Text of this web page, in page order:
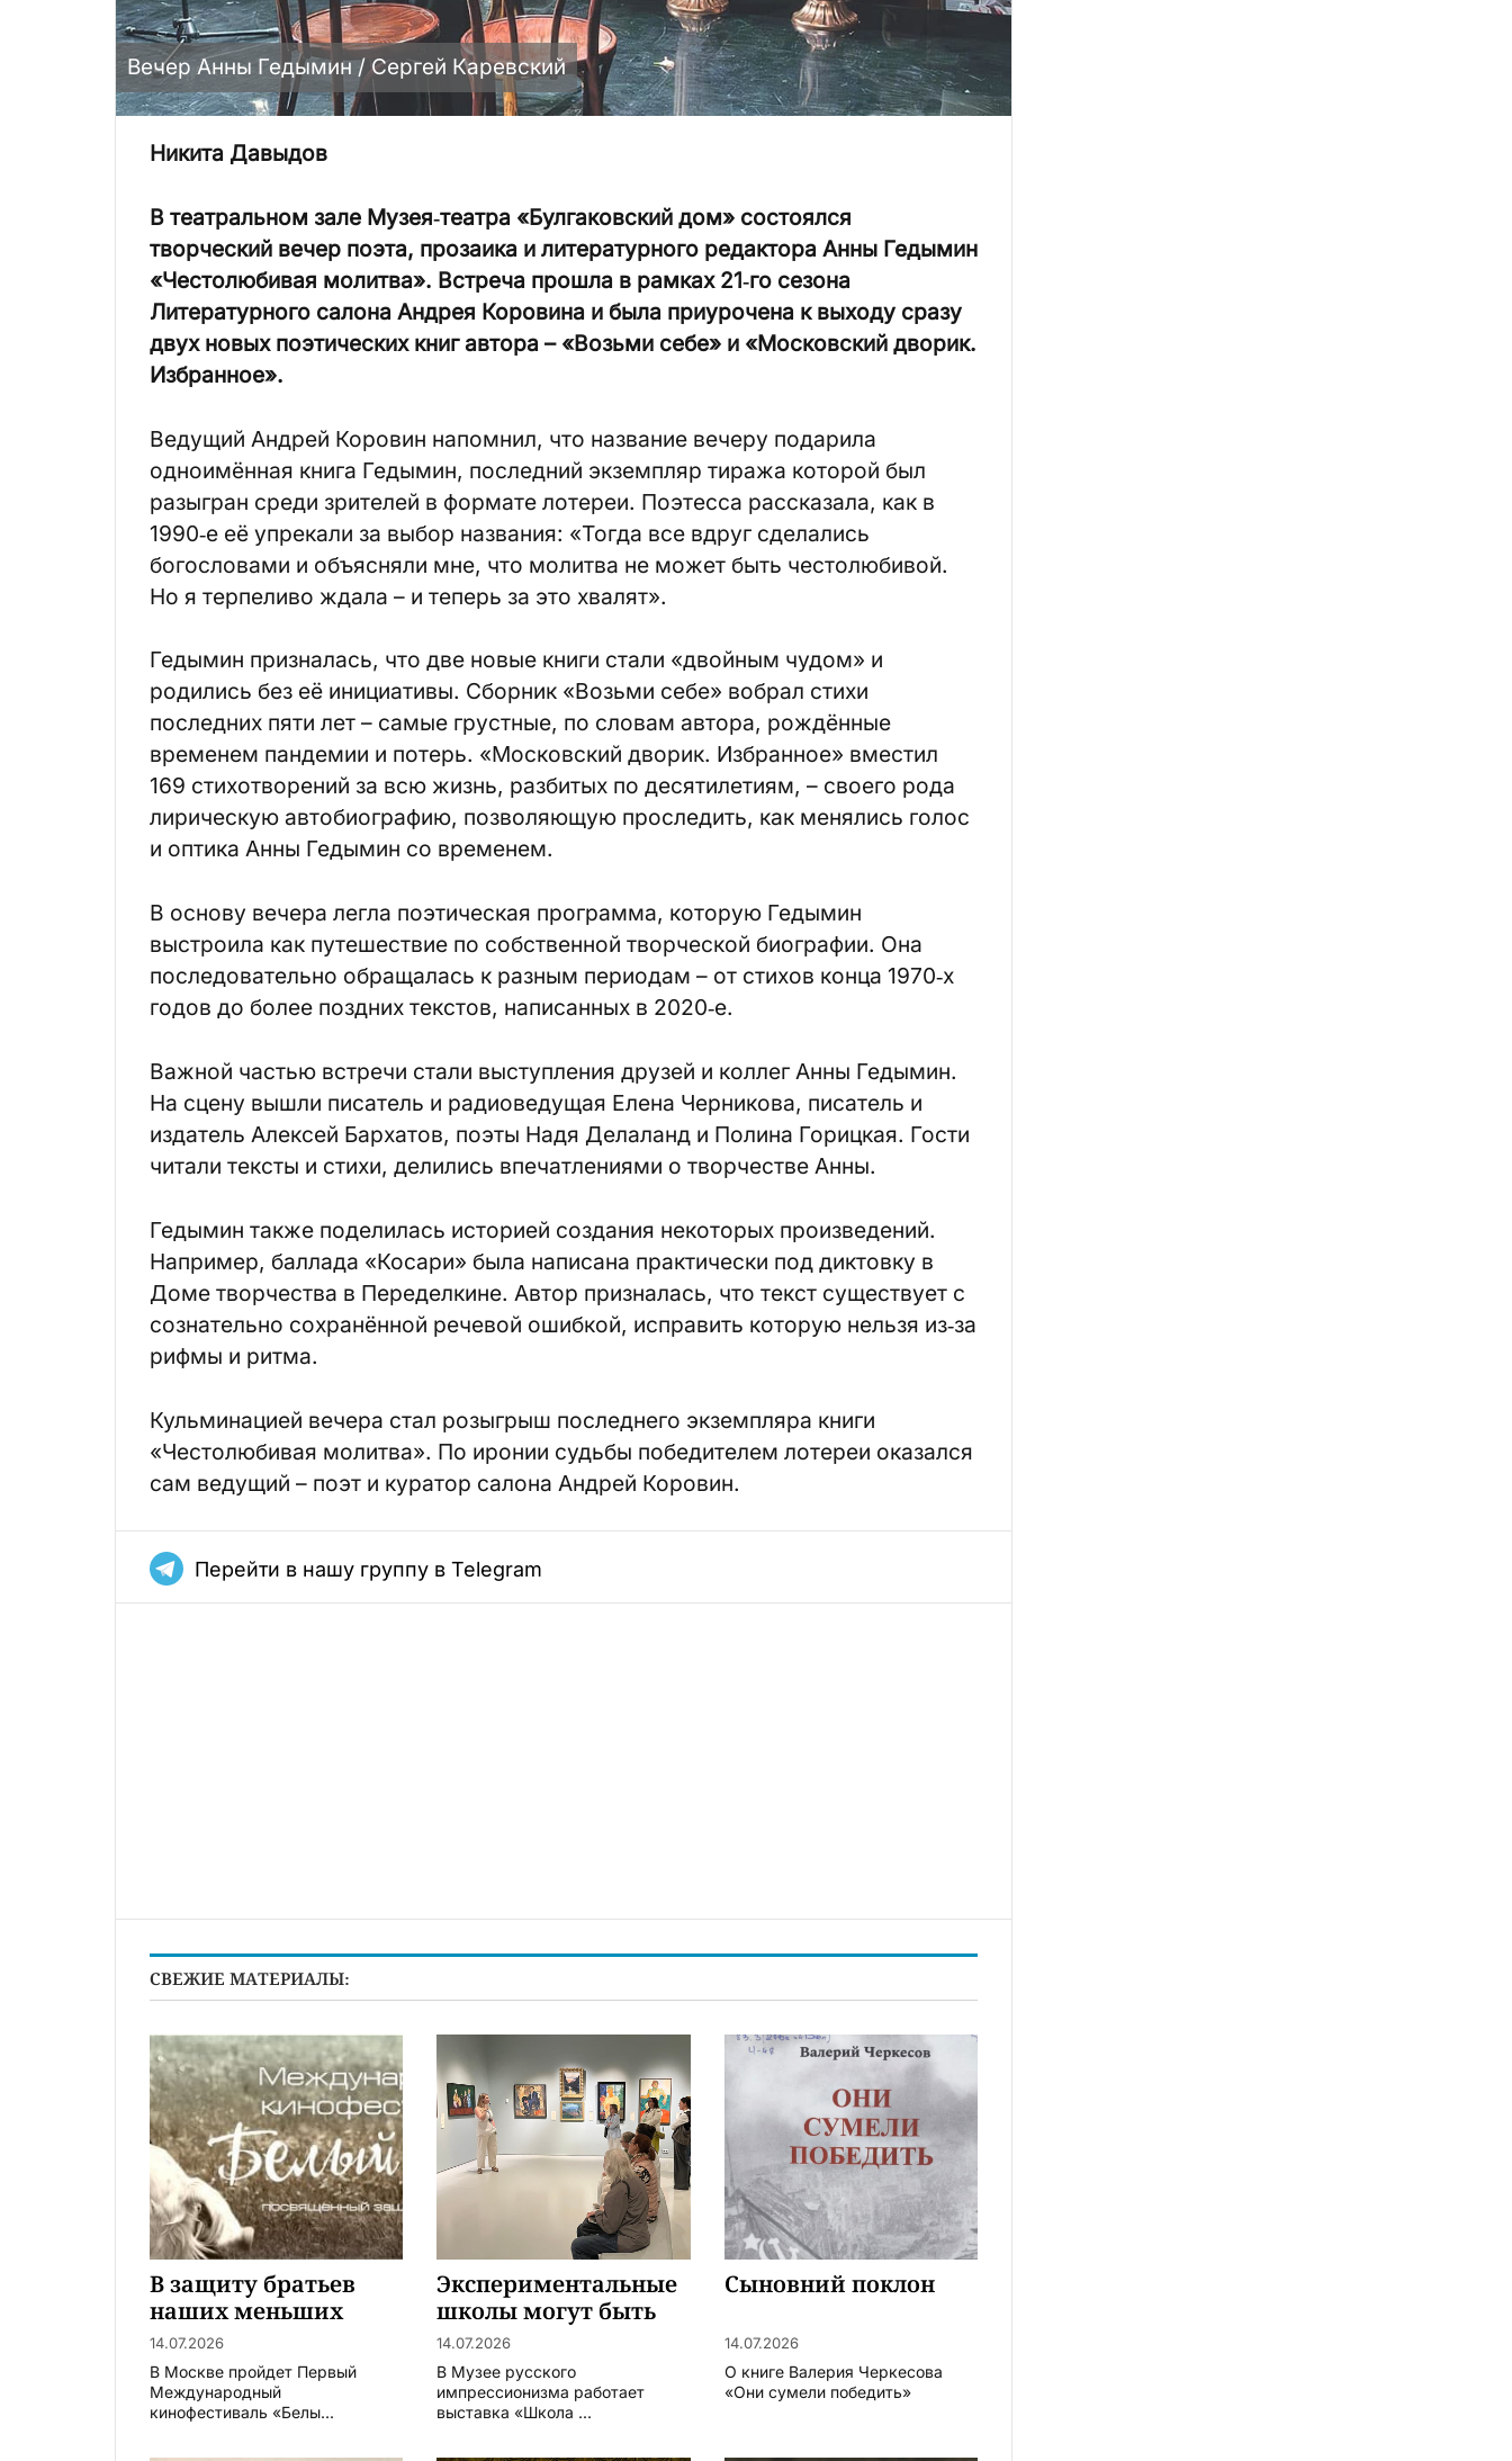
Вечер Анны Гедымин / Сергей Каревский
Никита Давыдов
В театральном зале Музея‑театра «Булгаковский дом» состоялся
творческий вечер поэта, прозаика и литературного редактора Анны Гедымин
«Честолюбивая молитва». Встреча прошла в рамках 21‑го сезона
Литературного салона Анд­рея Коровина и была приурочена к выходу сразу
двух новых поэтических книг автора – «Возьми себе» и «Московский дворик.
Избранное».
Ведущий Андрей Коровин напомнил, что название вечеру подарила
одноимённая книга Гедымин, последний экземпляр тиража которой был
разыгран среди зрителей в формате лотереи. Поэтесса рассказала, как в
1990‑е её упрекали за выбор названия: «Тогда все вдруг сделались
богословами и объясняли мне, что молитва не может быть честолюбивой.
Но я терпеливо ждала – и теперь за это хвалят».
Гедымин призналась, что две новые книги стали «двойным чудом» и
родились без её инициативы. Сборник «Возьми себе» вобрал стихи
последних пяти лет – самые грустные, по словам автора, рождённые
временем пандемии и потерь. «Московский дворик. Избранное» вместил
169 стихотворений за всю жизнь, разбитых по десятилетиям, – своего рода
лирическую автобиографию, позволяющую проследить, как менялись голос
и оптика Анны Гедымин со временем.
В основу вечера легла поэтическая программа, которую Гедымин
выстроила как путешествие по собственной творческой биографии. Она
последовательно обращалась к разным периодам – от стихов конца 1970‑х
годов до более поздних текстов, написанных в 2020‑е.
Важной частью встречи стали выступления друзей и коллег Анны Гедымин.
На сцену вышли писатель и радиоведущая Елена Черникова, писатель и
издатель Алексей Бархатов, поэты Надя Делаланд и Полина Горицкая. Гости
читали тексты и стихи, делились впечатлениями о творчестве Анны.
Гедымин также поделилась историей создания некоторых произведений.
Например, баллада «Косари» была написана практически под диктовку в
Доме творчества в Переделкине. Автор призналась, что текст существует с
сознательно сохранённой речевой ошибкой, исправить которую нельзя из‑за
рифмы и ритма.
Кульминацией вечера стал розыгрыш последнего экземпляра книги
«Честолюбивая молитва». По иронии судьбы победителем лотереи оказался
сам ведущий – поэт и куратор салона Андрей Коровин.
Перейти в нашу группу в Telegram
СВЕЖИЕ МАТЕРИАЛЫ:
В защиту братьев
наших меньших
14.07.2026
В Москве пройдет Первый
Международный
кинофестиваль «Белы...
Экспериментальные
школы могут быть
удачными
14.07.2026
В Музее русского
импрессионизма работает
выставка «Школа ...
Сыновний поклон
14.07.2026
О книге Валерия Черкесова
«Они сумели победить»